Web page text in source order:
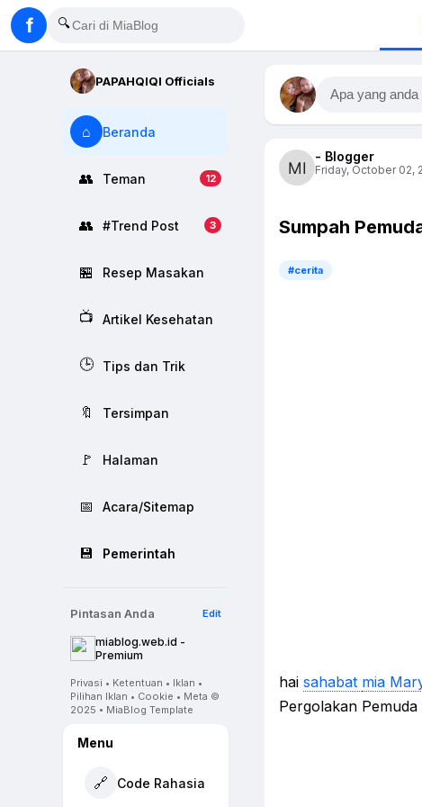
f 🔍
PAPAHQIQI Officials
⌂ Beranda
👥 Teman 12
👥 #Trend Post 3
🏪 Resep Masakan
📺 Artikel Kesehatan
🕒 Tips dan Trik
🔖 Tersimpan
🚩 Halaman
📅 Acara/Sitemap
💾 Pemerintah
Pintasan Anda Edit
miablog.web.id -
Premium
Privasi • Ketentuan • Iklan •
Pilihan Iklan • Cookie • Meta ©
2025 • MiaBlog Template
Menu
🔗 Code Rahasia
Apa yang
- Blogger
Friday, October 02,
Sumpah
#cerita
hai sahabat mia
Pergolakan